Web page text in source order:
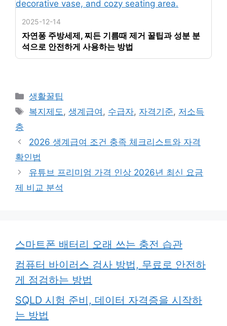
2025-12-14
자연퐁 주방세제, 찌든 기름때 제거 꿀팁과 성분 분
석으로 안전하게 사용하는 방법
카
테
생활꿀팁
태
복지제도,생계급여 , 수급자, 자격기준, 저소득
층
2026 생계급여 조건 충족 체크리스트와 자격
확인법
유튜브 프리미엄 가격 인상 2026년 최신 요금
제 비교 분석
스마트폰 배터리 오래 쓰는 충전 습관
컴퓨터 바이러스 검사 방법, 무료로 안전하
게 점검하는 방법
SQLD 시험 준비, 데이터 자격증을 시작하
는 방법